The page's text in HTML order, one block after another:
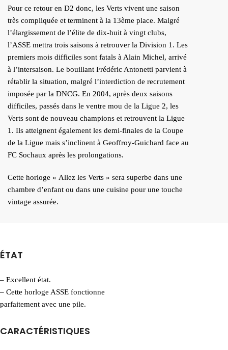
Pour ce retour en D2 donc, les Verts vivent une saison
très compliquée et terminent à la 13ème place. Malgré
l’élargissement de l’élite de dix-huit à vingt clubs,
l’ASSE mettra trois saisons à retrouver la Division 1. Les
premiers mois difficiles sont fatals à Alain Michel, arrivé
à l’intersaison. Le bouillant Frédéric Antonetti parvient à
rétablir la situation, malgré l’interdiction de recrutement
imposée par la DNCG. En 2004, après deux saisons
difficiles, passés dans le ventre mou de la Ligue 2, les
Verts sont de nouveau champions et retrouvent la Ligue
1. Ils atteignent également les demi-finales de la Coupe
de la Ligue mais s’inclinent à Geoffroy-Guichard face au
FC Sochaux après les prolongations.
Cette horloge « Allez les Verts » sera superbe dans une
chambre d’enfant ou dans une cuisine pour une touche
vintage assurée.
ÉTAT
– Excellent état.
– Cette horloge ASSE fonctionne
parfaitement avec une pile.
CARACTÉRISTIQUES